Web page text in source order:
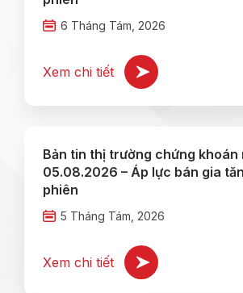
6 Tháng Tám, 2026
Xem chi tiết
Bản tin thị trường chứng khoán
05.08.2026 – Áp lực bán gia
phiên
5 Tháng Tám, 2026
Xem chi tiết